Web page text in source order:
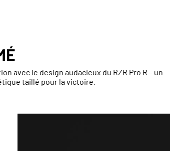
avec le design audacieux du RZR Pro R – un
taillé pour la victoire.